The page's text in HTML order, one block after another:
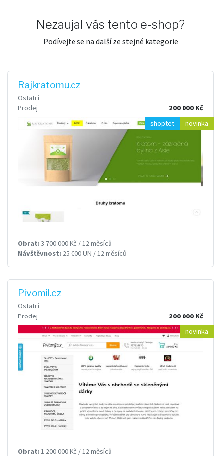
Nezaujal vás tento e-shop?
Podívejte se na další ze stejné kategorie
Rajkratomu.cz
Ostatní
Prodej
200 000 Kč
shoptet
novinka
Obrat: 3 700 000 Kč / 12 měsíců
Návštěvnost: 25 000 UN / 12 měsíců
Pivomil.cz
Ostatní
Prodej
200 000 Kč
novinka
Obrat: 1 200 000 Kč / 12 měsíců